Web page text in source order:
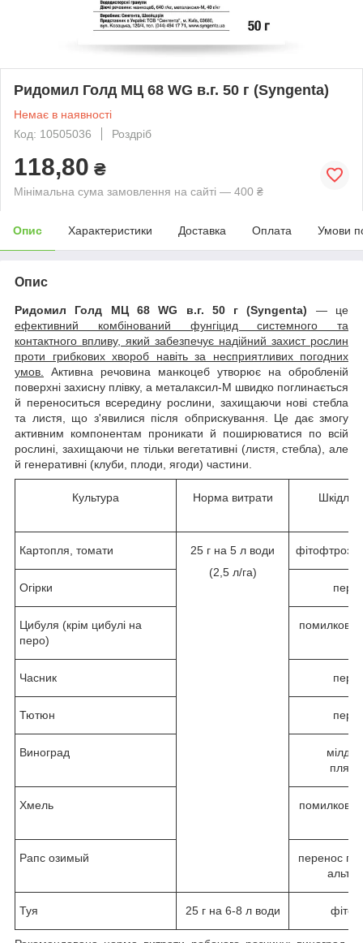
Ридомил Голд МЦ 68 WG в.г. 50 г (Syngenta)
Немає в наявності
Код: 10505036
Роздріб
118,80 ₴
Мінімальна сума замовлення на сайті — 400 ₴
Опис Характеристики Доставка Оплата Умови
Опис
Ридомил Голд МЦ 68 WG в.г. 50 г (Syngenta) — це
ефективний комбінований фунгіцид системного та
контактного впливу, який забезпечує надійний захист рослин
проти грибкових хвороб навіть за несприятливих погодних
умов.
Активна речовина манкоцеб утворює на обробленій
поверхні захисну плівку, а металаксил-М швидко поглинається
й переноситься всередину рослини, захищаючи нові стебла
та листя, що з'явилися після обприскування. Це дає змогу
активним компонентам проникати й поширюватися по всій
рослині, захищаючи не тільки вегетативні (листя, стебла), але
й генеративні (клуби, плоди, ягоди) частини.
Культура Норма витрати
Картопля, томати
25 г на 5 л води
(2,5 л/га)
фітофтроз,
Огірки
Цибуля (крім цибулі на
перо)
помилкова
Часник
Тютюн
Виноград
Хмель
помилкова
Рапс озимый
перенос
Туя 25 г на 6-8 л води